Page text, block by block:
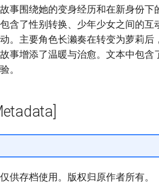
事围绕她的变身经历和在新身份下
含了性别转换、少年少女之间的互
。主要角色长濑奏在转变为萝莉后
事增添了温暖与治愈。文本中包含
。
供存档使用。版权归原作者所有。